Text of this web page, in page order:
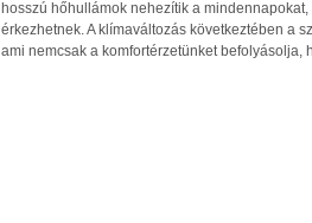
hosszú hőhullámok nehezítik a
érkezhetnek. A klímaváltozás következtében a
ami nemcsak a komfortérzetünket